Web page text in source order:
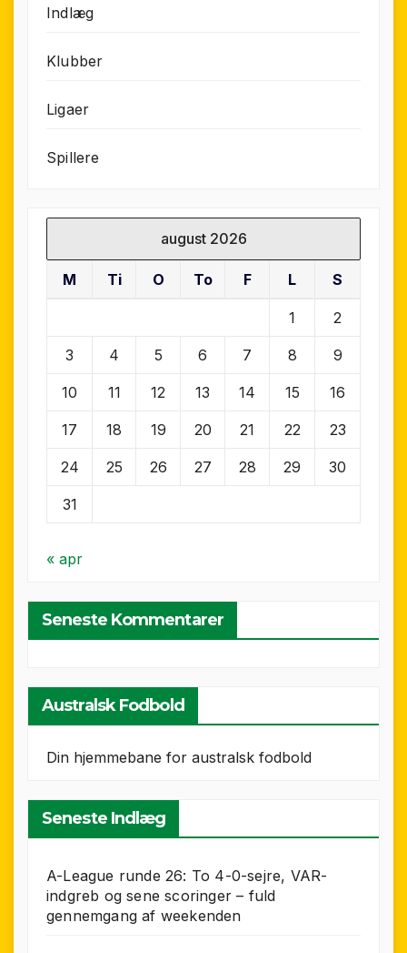
Indlæg
Klubber
Ligaer
Spillere
august 2026
M Ti O To F L S
1 2
3 4 5 6 7 8 9
10 11 12 13 14 15 16
17 18 19 20 21 22 23
24 25 26 27 28 29 30
31
« apr
Seneste Kommentarer
Australsk Fodbold
Din hjemmebane for australsk fodbold
Seneste Indlæg
A-League runde 26: To 4-0-sejre, VAR-
indgreb og sene scoringer – fuld
gennemgang af weekenden